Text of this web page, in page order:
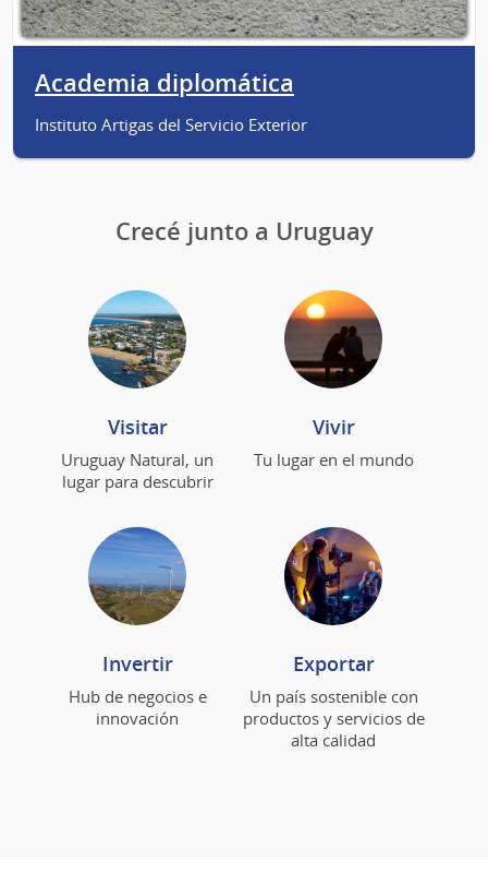
Academia diplomática
Instituto Artigas del Servicio Exterior
Crecé junto a Uruguay
Visitar
Uruguay Natural, un
lugar para descubrir
Vivir
Tu lugar en el mundo
Invertir
Hub de negocios e
innovación
Exportar
Un país sostenible con
productos y servicios de
alta calidad